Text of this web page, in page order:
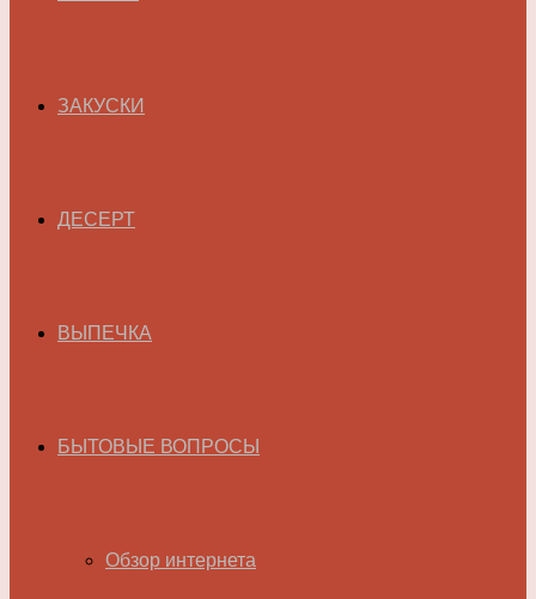
ЗАКУСКИ
ДЕСЕРТ
ВЫПЕЧКА
БЫТОВЫЕ ВОПРОСЫ
Обзор интернета